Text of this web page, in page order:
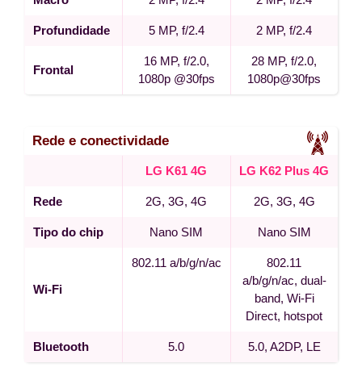
Profundidade 5 MP, f/2.4 2 MP, f/2.4
Frontal
16 MP, f/2.0,
1080p @30fps
28 MP, f/2.0,
1080p@30fps
Rede e conectividade
LG K61 4G LG K62 Plus 4G
Rede 2G, 3G, 4G 2G, 3G, 4G
Tipo do chip Nano SIM Nano SIM
Wi-Fi
802.11 a/b/g/n/ac
802.11
a/b/g/n/ac, dual-
band, Wi-Fi
Direct, hotspot
Bluetooth 5.0 5.0, A2DP, LE